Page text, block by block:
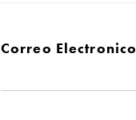
Correo Electronico